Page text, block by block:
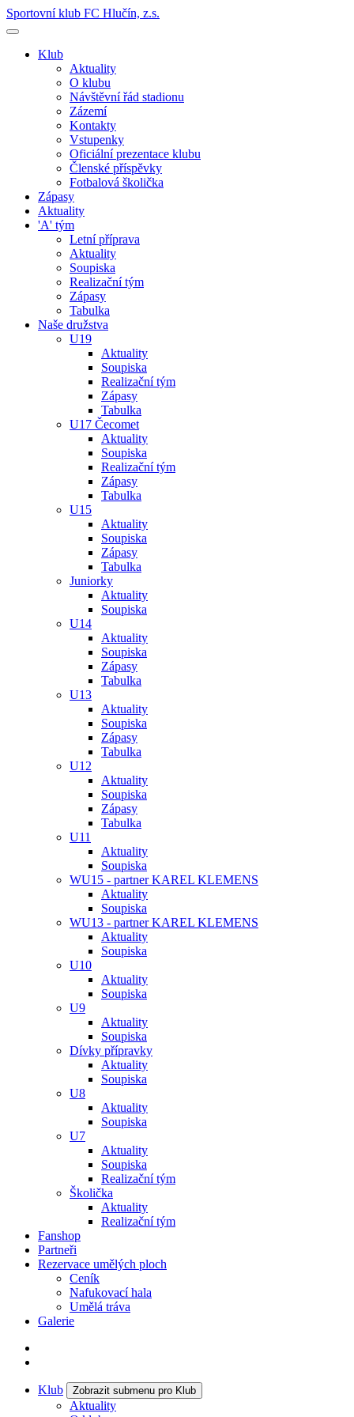
Sportovní klub FC Hlučín, z.s.
Klub
Aktuality
O klubu
Návštěvní řád stadionu
Zázemí
Kontakty
Vstupenky
Oficiální prezentace klubu
Členské příspěvky
Fotbalová školička
Zápasy
Aktuality
'A' tým
Letní příprava
Aktuality
Soupiska
Realizační tým
Zápasy
Tabulka
Naše družstva
U19
Aktuality
Soupiska
Realizační tým
Zápasy
Tabulka
U17 Čecomet
Aktuality
Soupiska
Realizační tým
Zápasy
Tabulka
U15
Aktuality
Soupiska
Zápasy
Tabulka
Juniorky
Aktuality
Soupiska
U14
Aktuality
Soupiska
Zápasy
Tabulka
U13
Aktuality
Soupiska
Zápasy
Tabulka
U12
Aktuality
Soupiska
Zápasy
Tabulka
U11
Aktuality
Soupiska
WU15 - partner KAREL KLEMENS
Aktuality
Soupiska
WU13 - partner KAREL KLEMENS
Aktuality
Soupiska
U10
Aktuality
Soupiska
U9
Aktuality
Soupiska
Dívky přípravky
Aktuality
Soupiska
U8
Aktuality
Soupiska
U7
Aktuality
Soupiska
Realizační tým
Školička
Aktuality
Realizační tým
Fanshop
Partneři
Rezervace umělých ploch
Ceník
Nafukovací hala
Umělá tráva
Galerie
Klub Zobrazit submenu pro Klub
Aktuality